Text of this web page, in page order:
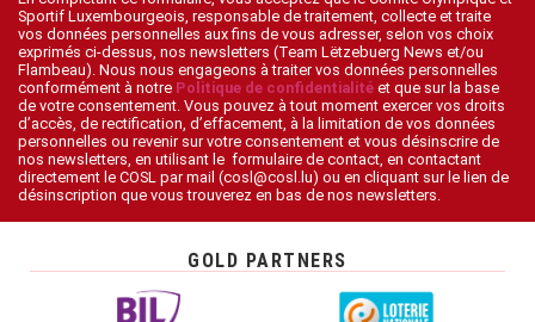
Sportif Luxembourgeois, responsable de traitement, collecte et traite
vos données personnelles aux fins de vous adresser, selon vos choix
exprimés ci-dessus, nos newsletters (Team Lëtzebuerg News et/ou
Flambeau). Nous nous engageons à traiter vos données personnelles
conformément à notre Politique de confidentialité et que sur la base
de votre consentement. Vous pouvez à tout moment exercer vos droits
d’accès, de rectification, d’effacement, à la limitation de vos données
personnelles ou revenir sur votre consentement et vous désinscrire de
nos newsletters, en utilisant le formulaire de contact, en contactant
directement le COSL par mail (cosl@cosl.lu) ou en cliquant sur le lien de
désinscription que vous trouverez en bas de nos newsletters.
GOLD PARTNERS